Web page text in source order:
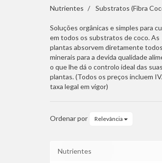
Substratos
(Fibra
Coco)
Nutrientes Substratos (Fibra
Soluções orgânicas e simples para
em todos os substratos de coco. As
plantas absorvem diretamente
minerais para a devida qualidade
o que lhe dá o controlo ideal das suas
plantas. (Todos os preços incluem
taxa legal em vigor)
Ordenar por Relevância
Nutrientes